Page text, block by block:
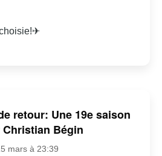
retour: Une 19e saison
Bégin
mars à 23:39